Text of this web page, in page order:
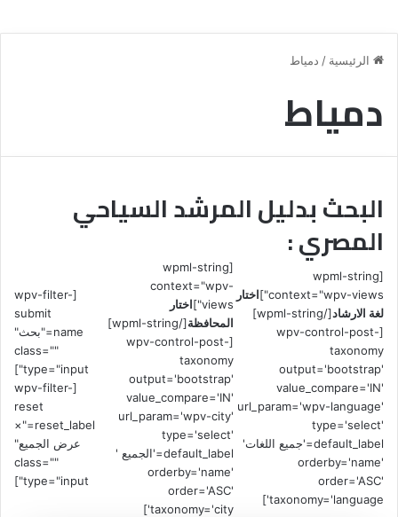
الرئيسية / دمياط
دمياط
البحث بدليل المرشد السياحي
المصري :
[wpml-string
context="wpv-views"]
اختار
لغة الارشاد[/wpml-string]
[wpv-control-post-
taxonomy
output='bootstrap'
value_compare='IN'
url_param='wpv-language'
type='select'
default_label='جميع اللغات'
orderby='name'
order='ASC'
taxonomy='language']
[wpml-string
context="wpv-
views"]
اختار
المحافظة[/wpml-string]
[wpv-control-post-
taxonomy
output='bootstrap'
value_compare='IN'
url_param='wpv-city'
type='select'
default_label='الجميع '
orderby='name'
order='ASC'
taxonomy='city']
[wpv-filter-
submit
name="بحث"
class=""
type="input"]
[wpv-filter-
reset
reset_label="×
عرض الجميع"
class=""
type="input"]